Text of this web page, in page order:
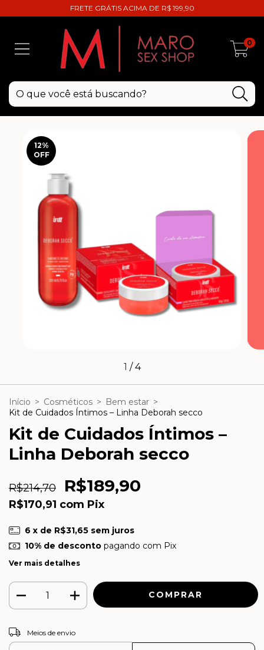
FRETE GRÁTIS ACIMA DE R$ 199,90
0
12%
OFF
1 /4
Início > Cosméticos > Bem estar >
Kit de Cuidados Íntimos – Linha Deborah secco
Kit de Cuidados Íntimos –
Linha Deborah secco
R$214,70 R$189,90
R$170,91 com Pix
6 x de R$31,65 sem juros
10% de descontopagando com Pix
Ver mais detalhes
Entregas para o CEP:
Meios de envio